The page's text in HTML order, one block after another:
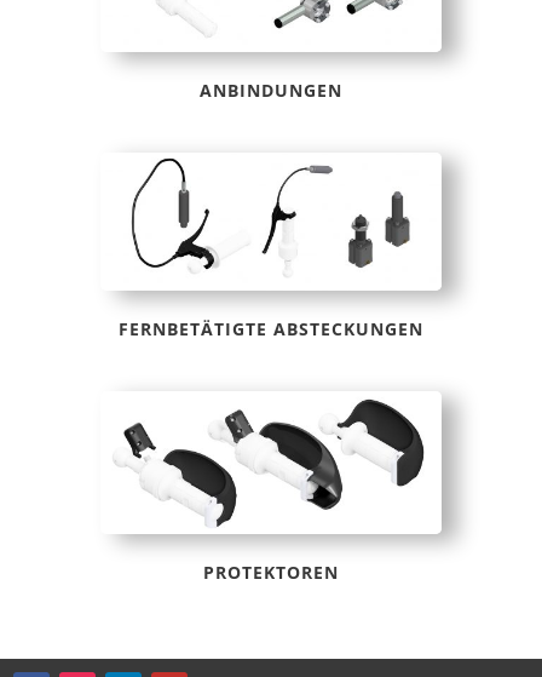
ANBINDUNGEN
FERNBETÄTIGTE ABSTECKUNGEN
PROTEKTOREN